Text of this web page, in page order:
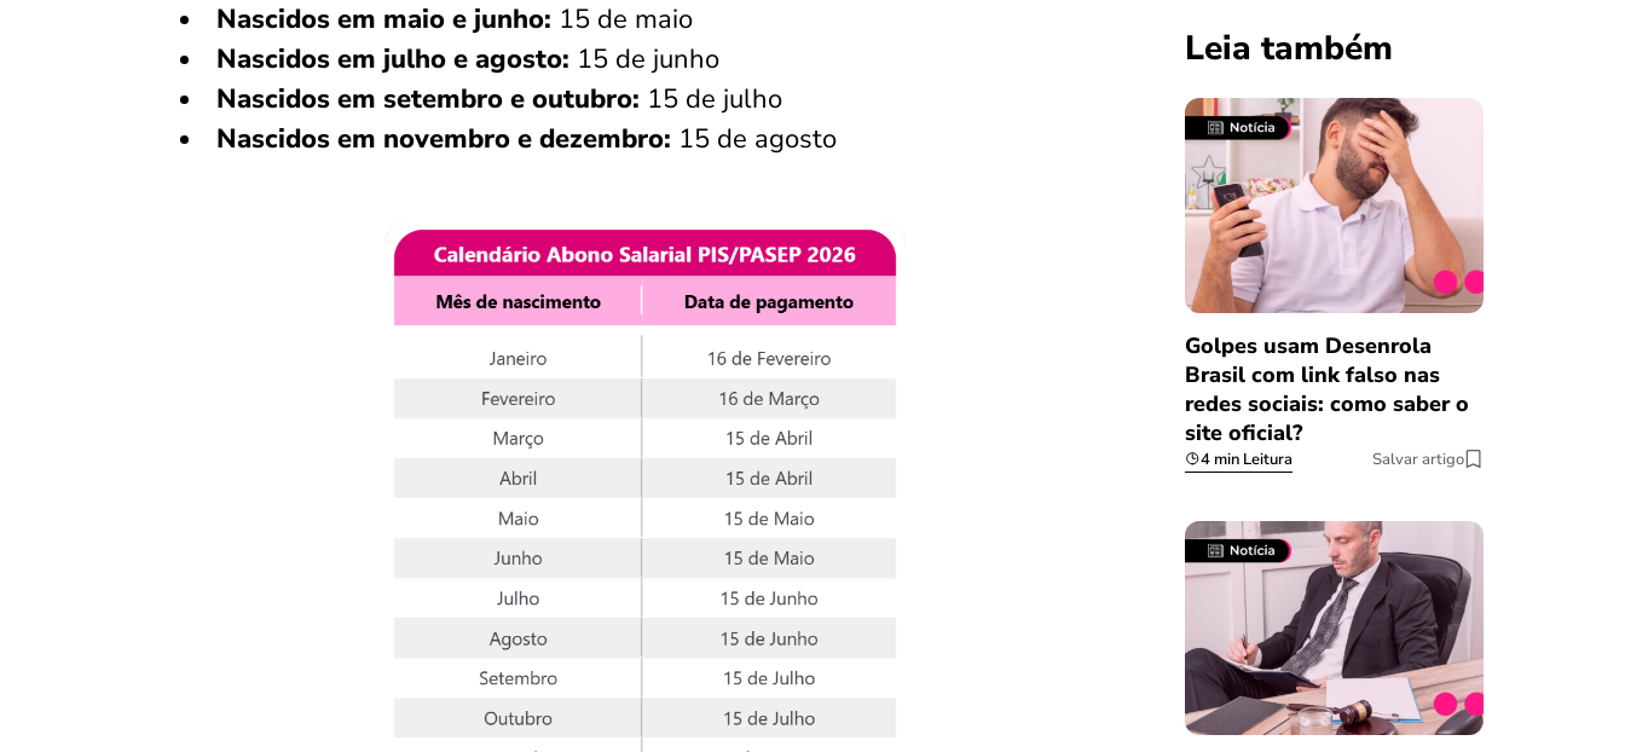
Nascidos em maio e junho: 15 de maio
Nascidos em julho e agosto: 15 de junho
Nascidos em setembro e outubro: 15 de julho
Nascidos em novembro e dezembro: 15 de agosto
Leia também
Golpes usam Desenrola
Brasil com link falso nas
redes sociais: como saber o
site oficial?
4 min Leitura Salvar artigo